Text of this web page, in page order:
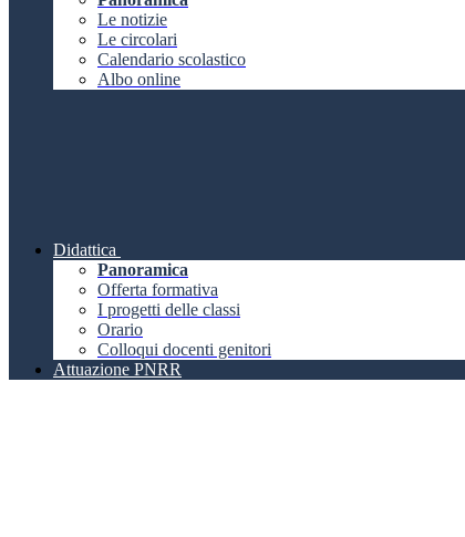
Le notizie
Le circolari
Calendario scolastico
Albo online
Didattica
Panoramica
Offerta formativa
I progetti delle classi
Orario
Colloqui docenti genitori
Attuazione PNRR